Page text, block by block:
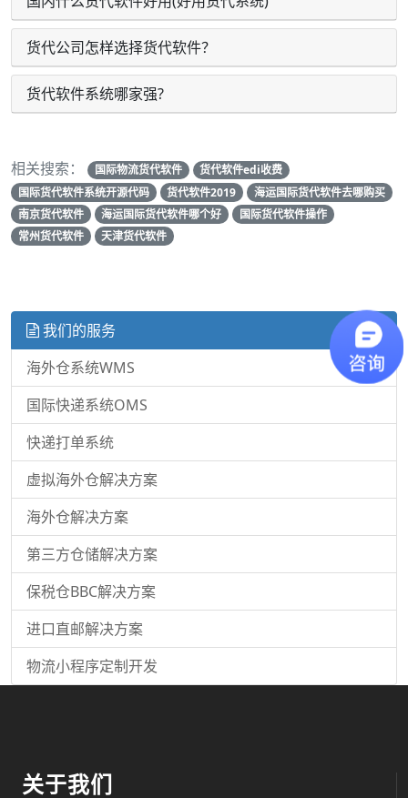
货代公司怎样选择货代软件？
货代软件系统哪家强?
相关搜索： 国际物流货代软件
货代软件edi收费
国际货代软件系统开源代码
货代软件2019
海运国际货代软件去哪购买
南京货代软件
海运国际货代软件哪个好
国际货代软件操作
常州货代软件
天津货代软件
我们的服务
海外仓系统WMS
国际快递系统OMS
快递打单系统
虚拟海外仓解决方案
海外仓解决方案
第三方仓储解决方案
保税仓BBC解决方案
进口直邮解决方案
物流小程序定制开发
关于我们